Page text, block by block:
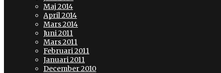
Maj 2014
April 2014
Mars 2014
Juni 2011
Mars 2011
Februari 2011
Januari 2011
December 2010